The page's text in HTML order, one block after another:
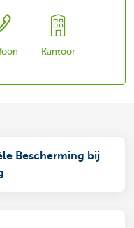
Kantoor
Bescherming bij